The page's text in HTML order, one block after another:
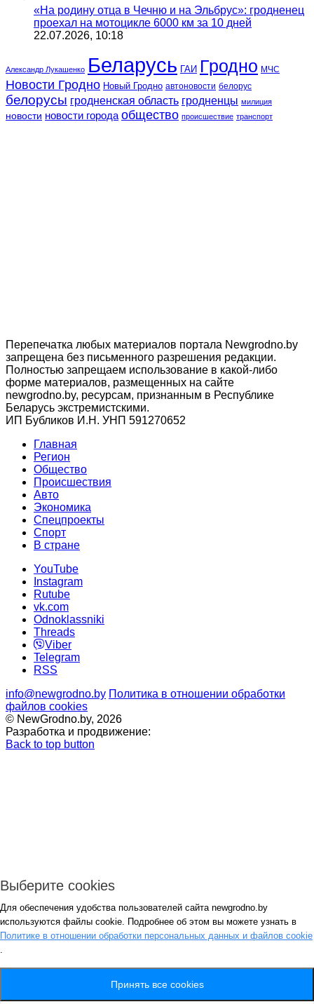
«На родину отца в Чечню и на Эльбрус»: гродненец
проехал на мотоцикле 6000 км за 10 дней
22.07.2026, 10:18
Александр Лукашенко Беларусь ГАИ Гродно МЧС
Новости Гродно Новый Гродно автоновости белорус
белорусы гродненская область гродненцы милиция
новости новости города общество происшествие транспорт
Перепечатка любых материалов портала Newgrodno.by
запрещена без письменного разрешения редакции.
Полностью запрещаем использование в какой-либо
форме материалов, размещенных на сайте
newgrodno.by, ресурсам, признанным в Республике
Беларусь экстремистскими.
ИП Бубликов И.Н. УНП 591270652
Главная
Регион
Общество
Происшествия
Авто
Экономика
Спецпроекты
Cпорт
В стране
YouTube
Instagram
Rutube
vk.com
Odnoklassniki
Threads
Viber
Telegram
RSS
info@newgrodno.by Политика в отношении обработки
файлов cookies
© NewGrodno.by, 2026
Разработка и продвижение:
Back to top button
Авторизация
*
Запомнить
Потеряли пароль ?
Выберите cookies
Для обеспечения удобства пользователей сайта newgrodno.by
используются файлы cookie. Подробнее об этом вы можете узнать в
Политике в отношении обработки персональных данных и файлов cookie
.
Принять все cookies